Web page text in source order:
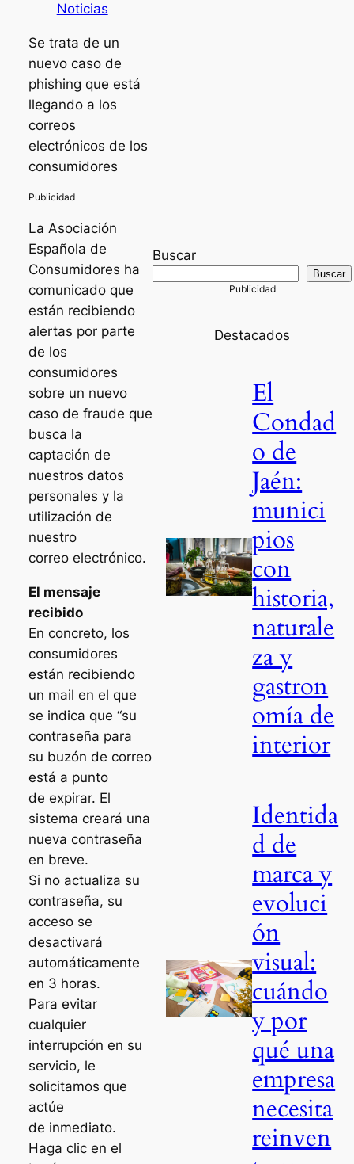
Noticias
Se trata de un
nuevo caso de
phishing que está
llegando a los
correos
electrónicos de los
consumidores
La Asociación
Española de
Consumidores ha
comunicado que
están recibiendo
alertas por parte
de los
consumidores
sobre un nuevo
caso de fraude que
busca la
captación de
nuestros datos
personales y la
utilización de
nuestro
correo electrónico.
El mensaje
recibido
En concreto, los
consumidores
están recibiendo
un mail en el que
se indica que “su
contraseña para
su buzón de correo
está a punto
de expirar. El
sistema creará una
nueva contraseña
en breve.
Si no actualiza su
contraseña, su
acceso se
desactivará
automáticamente
en 3 horas.
Para evitar
cualquier
interrupción en su
servicio, le
solicitamos que
actúe
de inmediato.
Haga clic en el
Buscar
Buscar
Destacados
El
Condad
o de
Jaén:
munici
pios
con
historia,
naturale
za y
gastron
omía de
interior
Identida
d de
marca y
evoluci
ón
visual:
cuándo
y por
qué una
empresa
necesita
reinven